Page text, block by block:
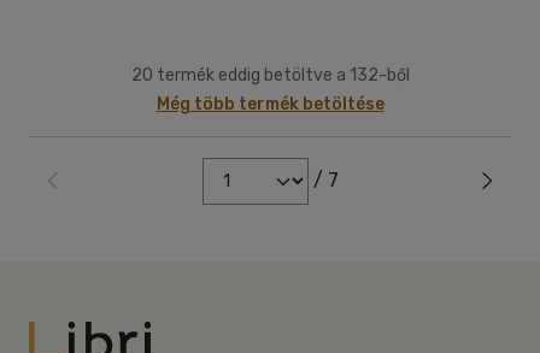
20 termék eddig betöltve a 132-ből
Még több termék betöltése
/ 7
Libri